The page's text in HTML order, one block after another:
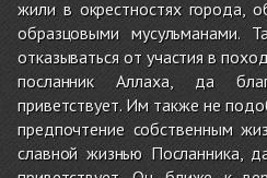
жили в окрестностях города,
образцовыми мусульманами.
отказываться от участия в
посланник Аллаха, да
приветствует. Им также не
предпочтение собственным
славной жизнью Посланника,